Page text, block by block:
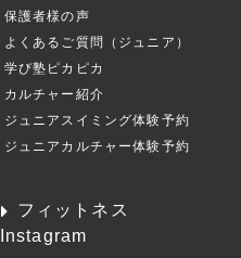
保護者様の声
よくあるご質問（ジュニア）
学び塾ピカピカ
カルチャー紹介
ジュニアスイミング体験予約
ジュニアカルチャー体験予約
フィットネス
Instagram